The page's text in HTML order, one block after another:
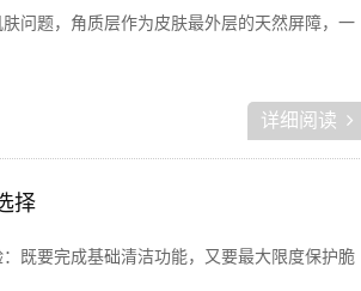
问题，角质层作为皮肤最外层的天然屏障，一
详细阅读
择
既要完成基础清洁功能，又要最大限度保护脆